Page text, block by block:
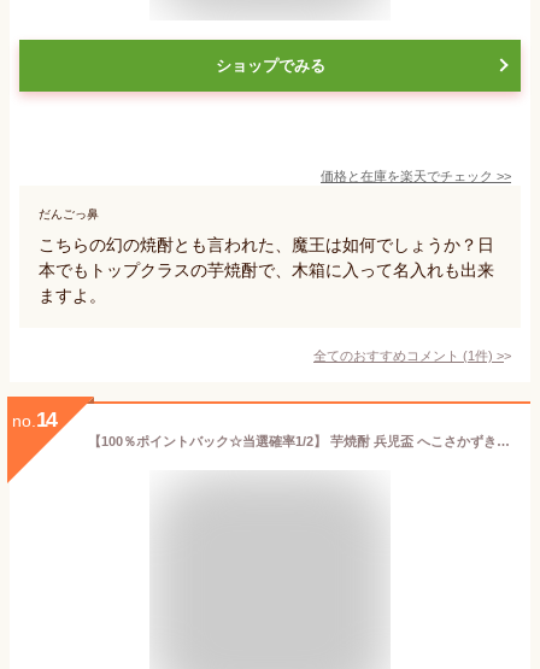
ショップでみる
価格と在庫を楽天でチェック >>
だんごっ鼻
こちらの幻の焼酎とも言われた、魔王は如何でしょうか？日
本でもトップクラスの芋焼酎で、木箱に入って名入れも出来
ますよ。
全てのおすすめコメント (1件) >
no. 14
【100％ポイントバック☆当選確率1/2】 芋焼酎 兵児盃 へこさかずき 37度 720ml 陶器入 桐箱入り 出水酒造 いも焼酎 鹿児島 焼酎 酒 お酒 ギフト 母の日 父の日 誕生日 内祝 お祝い 宅飲み 家飲み